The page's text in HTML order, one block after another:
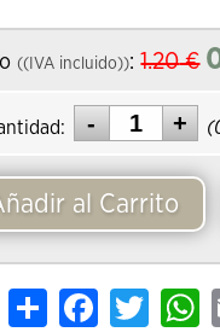
((IVA incluido)): 1.20€
(
al Carrito
Share FacebookTwitter